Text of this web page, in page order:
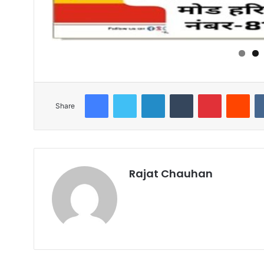
Share
FacebookTwitter LinkedInTumblr Pinterest
Rajat Chauhan